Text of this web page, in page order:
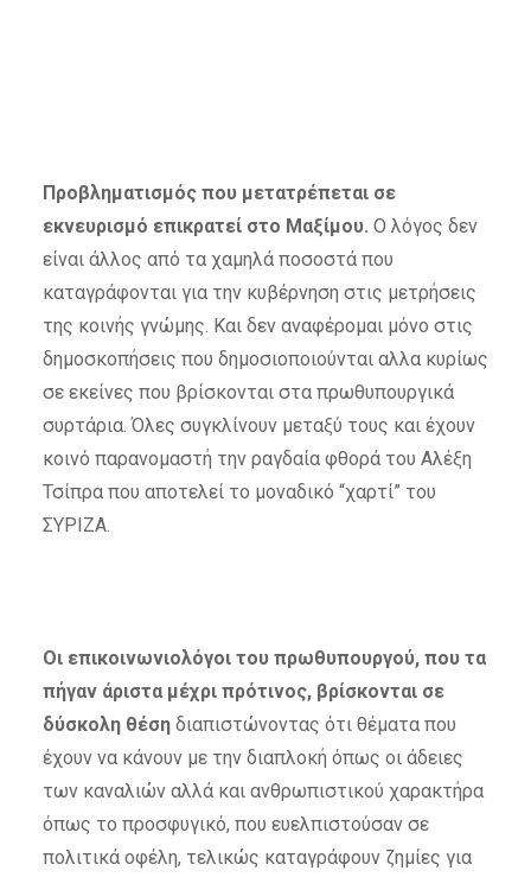
Προβληματισμός που μετατρέπεται σε
εκνευρισμό επικρατεί στο Μαξίμου. Ο λόγος δεν
είναι άλλος από τα χαμηλά ποσοστά που
καταγράφονται για την κυβέρνηση στις μετρήσεις
της κοινής γνώμης. Και δεν αναφέρομαι μόνο στις
δημοσκοπήσεις που δημοσιοποιούνται αλλα κυρίως
σε εκείνες που βρίσκονται στα πρωθυπουργικά
συρτάρια. Όλες συγκλίνουν μεταξύ τους και έχουν
κοινό παρανομαστή την ραγδαία φθορά του Αλέξη
Τσίπρα που αποτελεί το μοναδικό “χαρτί” του
ΣΥΡΙΖΑ.
Οι επικοινωνιολόγοι του πρωθυπουργού, που τα
πήγαν άριστα μέχρι πρότινος, βρίσκονται σε
δύσκολη θέσηδιαπιστώνοντας ότι θέματα που
έχουν να κάνουν με την διαπλοκή όπως οι άδειες
των καναλιών αλλά και ανθρωπιστικού χαρακτήρα
όπως το προσφυγικό, που ευελπιστούσαν σε
πολιτικά οφέλη, τελικώς καταγράφουν ζημίες για